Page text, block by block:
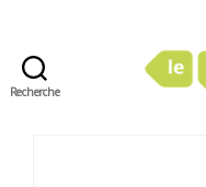
Recherche